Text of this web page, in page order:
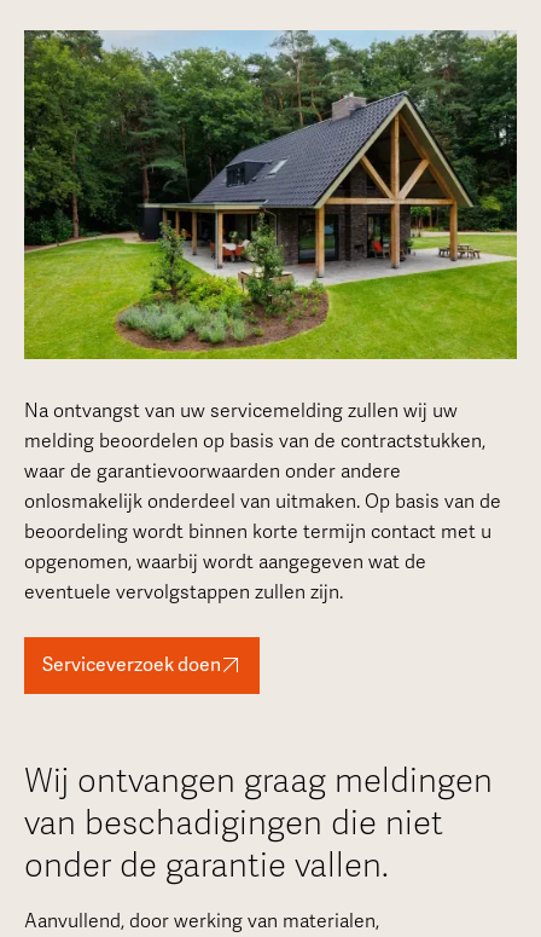
Na ontvangst van uw servicemelding zullen wij uw
melding beoordelen op basis van de contractstukken,
waar de garantievoorwaarden onder andere
onlosmakelijk onderdeel van uitmaken. Op basis van de
beoordeling wordt binnen korte termijn contact met u
opgenomen, waarbij wordt aangegeven wat de
eventuele vervolgstappen zullen zijn.
Serviceverzoek doen
Wij ontvangen graag meldingen
van beschadigingen die niet
onder de garantie vallen.
Aanvullend, door werking van materialen,